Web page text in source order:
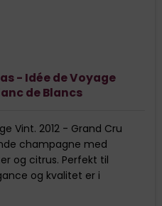
- Idée de Voyage
de Blancs
Vint. 2012 - Grand Cru
champagne med
og citrus. Perfekt til
og kvalitet er i